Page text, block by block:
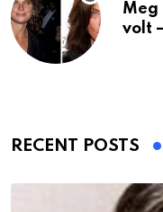
Meg
volt
RECENT POSTS